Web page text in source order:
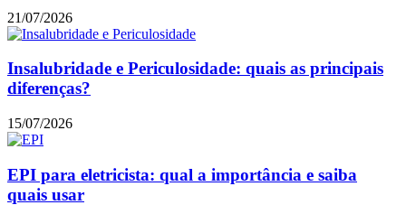
21/07/2026
Insalubridade e Periculosidade: quais as principais
diferenças?
15/07/2026
EPI para eletricista: qual a importância e saiba
quais usar